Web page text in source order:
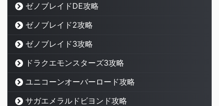
ゼノブレイドDE攻略
ゼノブレイド2攻略
ゼノブレイド3攻略
ドラクエモンスターズ3攻略
ユニコーンオーバーロード攻略
サガエメラルドビヨンド攻略